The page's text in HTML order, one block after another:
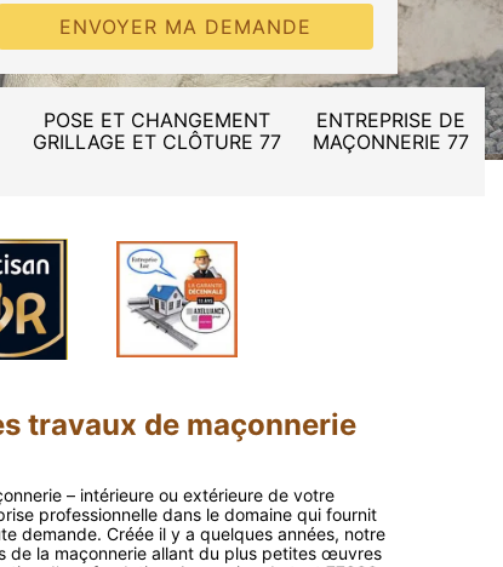
POSE ET CHANGEMENT
GRILLAGE ET CLÔTURE 77
ENTREPRISE DE
MAÇONNERIE 77
travaux de maçonnerie
– intérieure ou extérieure de votre
professionnelle dans le domaine qui fournit
demande. Créée il y a quelques années, notre
de la maçonnerie allant du plus petites œuvres